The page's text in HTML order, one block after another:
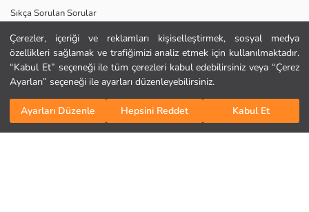
Çerezler, içeriği ve reklamları kişiselleştirmek, sosyal medya
özellikleri sağlamak ve trafiğimizi analiz etmek için kullanılmaktadır.
“Kabul Et” seçeneği ile tüm çerezleri kabul edebilirsiniz veya “Çerez
Ayarları” seçeneği ile ayarları düzenleyebilirsiniz.
Ayarları Düzenle Hepsini Reddet Kabul Et
Sepete Ekle
Sıkça Sorulan Sorular
İade
Site Haritası
Bizi Takip Edin